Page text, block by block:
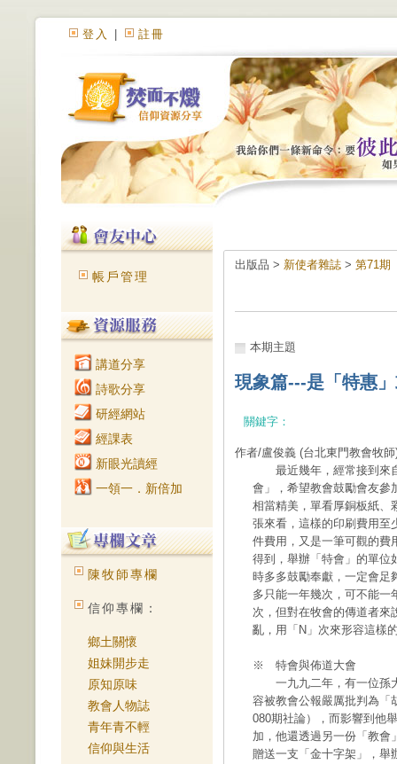
登入 註冊
帳戶管理
講道分享
詩歌分享
研經網站
經課表
新眼光讀經
一領一．新倍加
陳牧師專欄
信仰專欄：
鄉土關懷
姐妹開步走
原知原味
教會人物誌
青年青不輕
信仰與生活
出版品 > 新使者雜誌 > 第71期
本期主題
現象篇---是「特惠
關鍵字：
作者/盧俊義 (台北東門教會牧師
最近幾年，經常接到來自
會」，希望教會鼓勵會友參
相當精美，單看厚銅板紙、
張來看，這樣的印刷費用至
件費用，又是一筆可觀的費
得到，舉辦「特會」的單位
時多多鼓勵奉獻，一定會足
多只能一年幾次，可不能一
次，但對在牧會的傳道者來
亂，用「N」次來形容這樣
※ 特會與佈道大會
一九九二年，有一位孫大
容被教會公報嚴厲批判為「
080期社論），而影響到他
加，他還透過另一份「教會
贈送一支「金十字架」，舉